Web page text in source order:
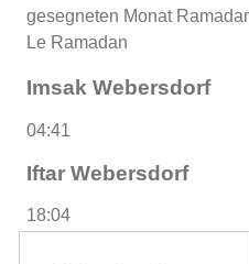
gesegneten Monat
Le Ramadan
Imsak Webersdorf
04:41
Iftar Webersdorf
18:04